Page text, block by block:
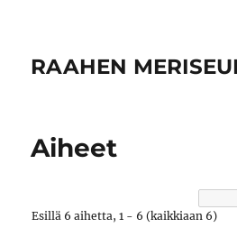
RAAHEN
Aiheet
Esillä 6 aihetta, 1 - 6 (kaikkiaan 6)